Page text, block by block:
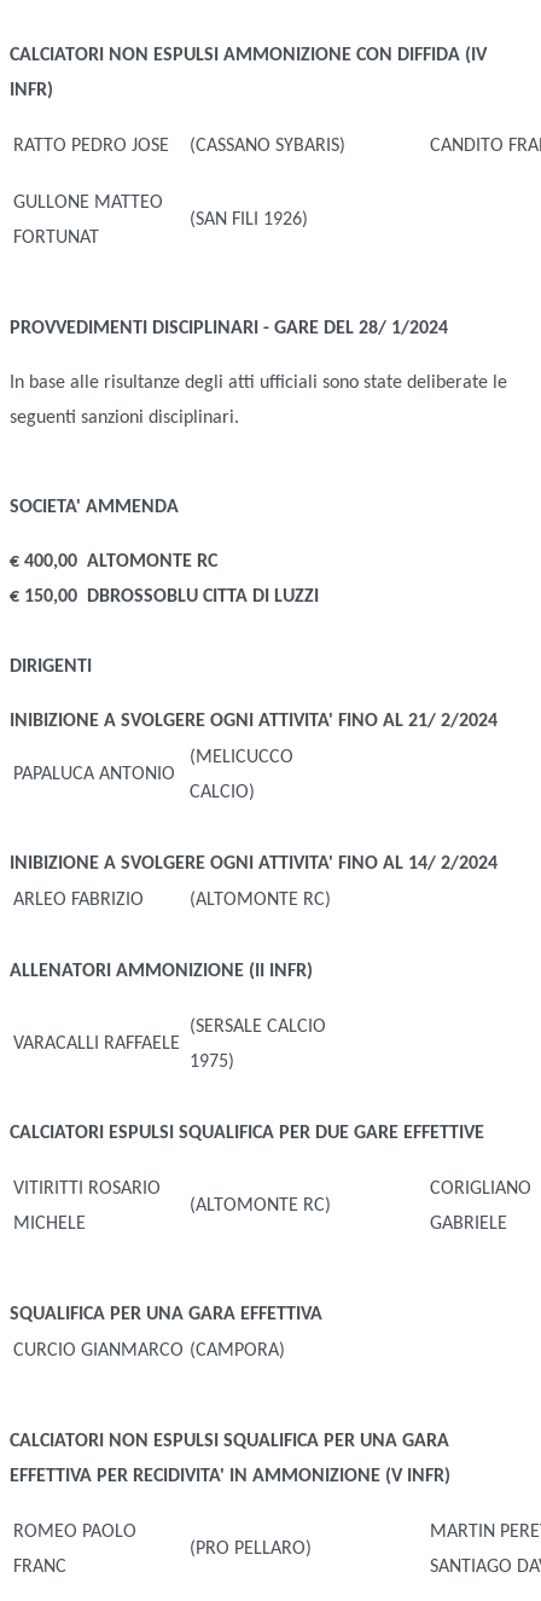
CALCIATORI NON ESPULSI AMMONIZIONE CON DIFFIDA (IV
INFR)
RATTO PEDRO JOSE (CASSANO SYBARIS) CANDITO
GULLONE MATTEO
FORTUNAT
(SAN FILI 1926)
PROVVEDIMENTI DISCIPLINARI - GARE DEL 28/ 1/2024
In base alle risultanze degli atti ufficiali sono state deliberate le
seguenti sanzioni disciplinari.
SOCIETA' AMMENDA
€ 400,00 ALTOMONTE RC
€ 150,00
DBROSSOBLU CITTA DI LUZZI
DIRIGENTI
INIBIZIONE A SVOLGERE OGNI ATTIVITA' FINO AL 21/ 2/2024
PAPALUCA ANTONIO
(MELICUCCO
CALCIO)
INIBIZIONE A SVOLGERE OGNI ATTIVITA' FINO AL 14/ 2/2024
ARLEO FABRIZIO
(ALTOMONTE RC)
ALLENATORI AMMONIZIONE (II INFR)
VARACALLI RAFFAELE
(SERSALE CALCIO
1975)
CALCIATORI ESPULSI SQUALIFICA PER DUE GARE EFFETTIVE
VITIRITTI ROSARIO
MICHELE
(ALTOMONTE RC)
CORIGLIANO
GABRIELE
SQUALIFICA PER UNA GARA EFFETTIVA
CURCIO GIANMARCO (CAMPORA)
CALCIATORI NON ESPULSI SQUALIFICA PER UNA GARA
EFFETTIVA PER RECIDIVITA' IN AMMONIZIONE (V INFR)
ROMEO PAOLO
FRANC
(PRO PELLARO)
MARTIN
SANTIAGO